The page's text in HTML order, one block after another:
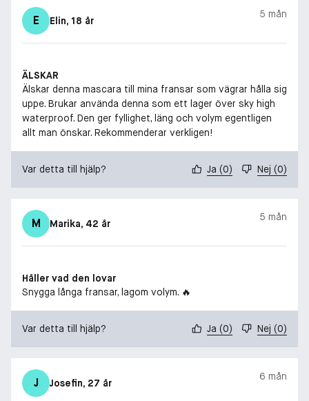
E Elin, 18 år
5 mån
ÄLSKAR
Älskar denna mascara till mina fransar som vägrar hålla sig
uppe. Brukar använda denna som ett lager över sky high
waterproof. Den ger fyllighet, läng och volym egentligen
allt man önskar. Rekommenderar verkligen!
Var detta till hjälp? Ja (0) Nej (0)
M Marika, 42 år
5 mån
Håller vad den lovar
Snygga långa fransar, lagom volym. 🔥
Var detta till hjälp? Ja (0) Nej (0)
J Josefin, 27 år
6 mån